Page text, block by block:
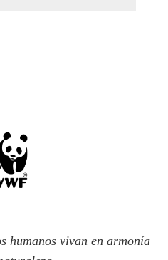
humanos vivan en armonía